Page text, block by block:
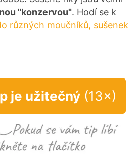
"konzervou". Hodí se k
různých moučníků, sušenek
je užitečný(13×)